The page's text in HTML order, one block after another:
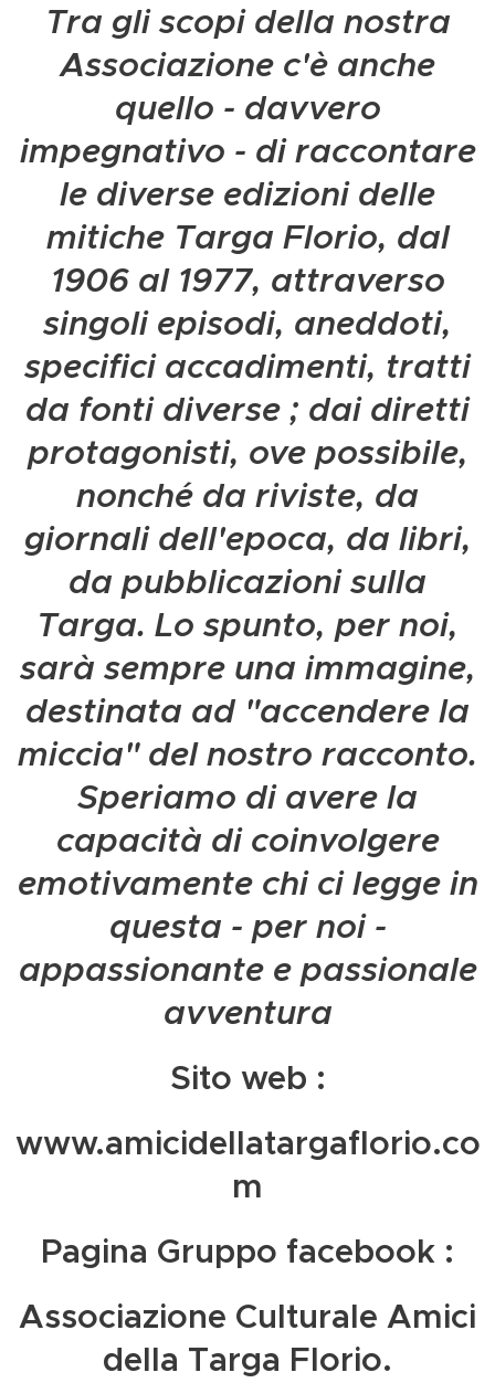
Tra gli scopi della nostra
Associazione c'è anche
quello - davvero
impegnativo - di raccontare
le diverse edizioni delle
mitiche Targa Florio, dal
1906 al 1977, attraverso
singoli episodi, aneddoti,
specifici accadimenti, tratti
da fonti diverse ; dai diretti
protagonisti, ove possibile,
nonché da riviste, da
giornali dell'epoca, da libri,
da pubblicazioni sulla
Targa. Lo spunto, per noi,
sarà sempre una immagine,
destinata ad "accendere la
miccia" del nostro racconto.
Speriamo di avere la
capacità di coinvolgere
emotivamente chi ci legge in
questa - per noi -
appassionante e passionale
avventura
Sito web :
www.amicidellatargaflorio.co
m
Pagina Gruppo facebook :
Associazione Culturale Amici
della Targa Florio.